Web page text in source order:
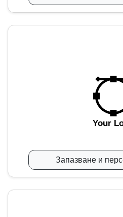
Your
Запазване и